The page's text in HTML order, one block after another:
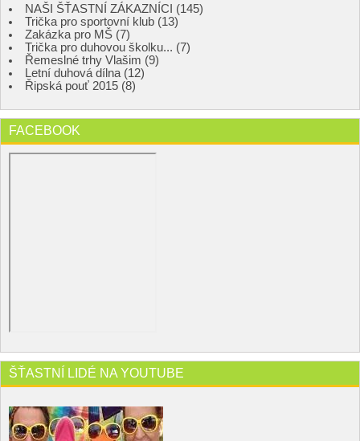
NAŠI ŠŤASTNÍ ZÁKAZNÍCI (145)
Trička pro sportovní klub (13)
Zakázka pro MŠ (7)
Trička pro duhovou školku... (7)
Řemeslné trhy Vlašim (9)
Letní duhová dílna (12)
Řipská pouť 2015 (8)
FACEBOOK
ŠŤASTNÍ LIDÉ NA YOUTUBE